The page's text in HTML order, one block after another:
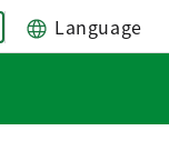
Language